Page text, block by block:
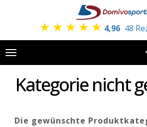
★ ★ ★ ★ ★ 4,96 48
Toggle
navigation
Kategorie nicht
Die gewünschte